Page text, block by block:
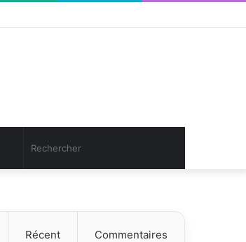
Article
Récent Commentaires